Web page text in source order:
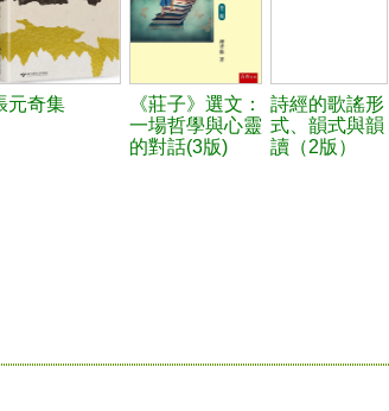
元奇集
《莊子》選文：
一場哲學與心靈
的對話(3版)
詩經的歌謠形
式、韻式與韻
讀（2版）